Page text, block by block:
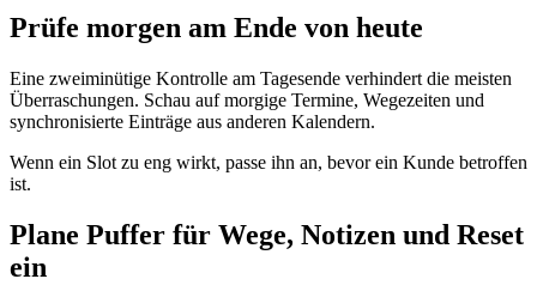
Prüfe morgen am Ende von heute
Eine zweiminütige Kontrolle am Tagesende verhindert die meisten
Überraschungen. Schau auf morgige Termine, Wegezeiten und
synchronisierte Einträge aus anderen Kalendern.
Wenn ein Slot zu eng wirkt, passe ihn an, bevor ein Kunde betroffen
ist.
Plane Puffer für Wege, Notizen und Reset
ein